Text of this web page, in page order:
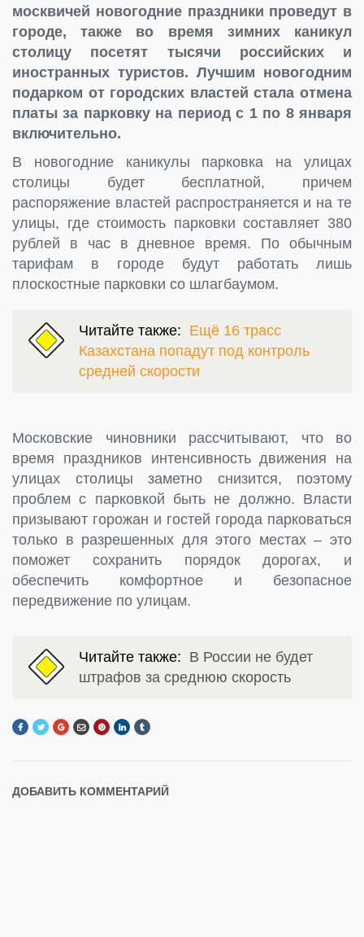
москвичей новогодние праздники проведут в
городе, также во время зимних каникул
столицу посетят тысячи российских и
иностранных туристов. Лучшим новогодним
подарком от городских властей стала отмена
платы за парковку на период с 1 по 8 января
включительно.
В новогодние каникулы парковка на улицах
столицы будет бесплатной, причем
распоряжение властей распространяется и на те
улицы, где стоимость парковки составляет 380
рублей в час в дневное время. По обычным
тарифам в городе будут работать лишь
плоскостные парковки со шлагбаумом.
Читайте также: Ещё 16 трасс
Казахстана попадут под контроль
средней скорости
Московские чиновники рассчитывают, что во
время праздников интенсивность движения на
улицах столицы заметно снизится, поэтому
проблем с парковкой быть не должно. Власти
призывают горожан и гостей города парковаться
только в разрешенных для этого местах – это
поможет сохранить порядок дорогах, и
обеспечить комфортное и безопасное
передвижение по улицам.
Читайте также: В России не будет
штрафов за среднюю скорость
ДОБАВИТЬ КОММЕНТАРИЙ